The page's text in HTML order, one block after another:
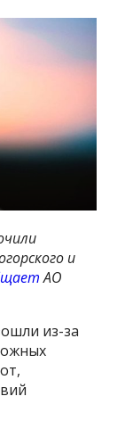
и
АО
из-за